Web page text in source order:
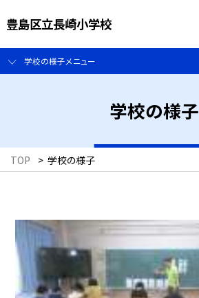
豊島区立長崎小学校
学校の様子メニュー
学校の様子
TOP > 学校の様子